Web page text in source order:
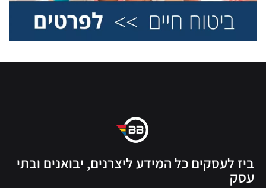
ביז לעסקים כל המידע ליצרנים, יבואנים ובתי
עסק